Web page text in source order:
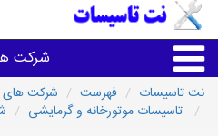
شرکت
خدمات
نت تاسیسات فهرست
شرکت های
تاسیسات موتورخانه و گرمایشی